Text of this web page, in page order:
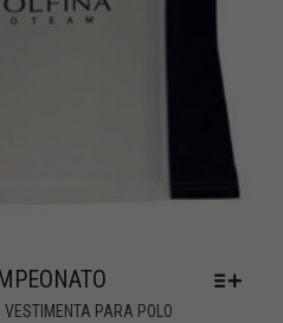
VESTIMENTA PARA POLO